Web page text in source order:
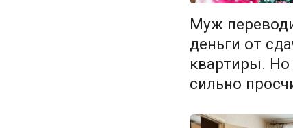
Муж
деньги от
квартиры.
сильно